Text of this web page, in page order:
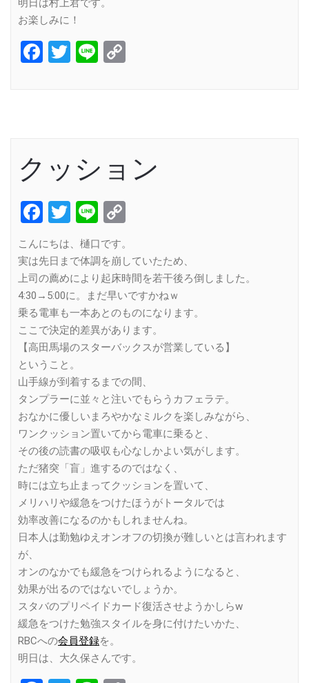
明日は村上君です。
お楽しみに！
Facebook
Twitter
Line
クッション
Facebook
Twitter
Line
こんにちは、樋口です。
実は先日まで体調を崩していたため、
上司の薦めにより起床時間を若干後ろ倒しました。
4:30→5:00に。まだ早いですかねｗ
乗る電車も一本あとのものになります。
ここで決定的差異があります。
【高田馬場のスターバックスが営業している】
ということ。
山手線が到着するまでの間、
タンプラーに並々と注いでもらうカフェラテ。
おなかに優しいまろやかなミルクを楽しみながら、
ワンクッション置いてから電車に乗ると、
その後の読書の吸収も心なしかよい気がします。
ただ猪突「盲」進するのではなく、
時には立ち止まってクッションを置いて、
メリハリや緩急をつけたほうがトータルでは
効率改善になるのかもしれませんね。
日本人は勤勉ゆえオンオフの切換が難しいとは言われます
が、
オンのなかでも緩急をつけられるようになると、
効果が出るのではないでしょうか。
スタバのプリペイドカード復活させようかしらw
緩急をつけた勉強スタイルを身に付けたいかた、
RBCへの会員登録を。
明日は、大久保さんです。